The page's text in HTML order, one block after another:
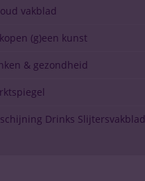
vakblad
(g)een kunst
& gezondheid
Drinks Slijtersvakblad